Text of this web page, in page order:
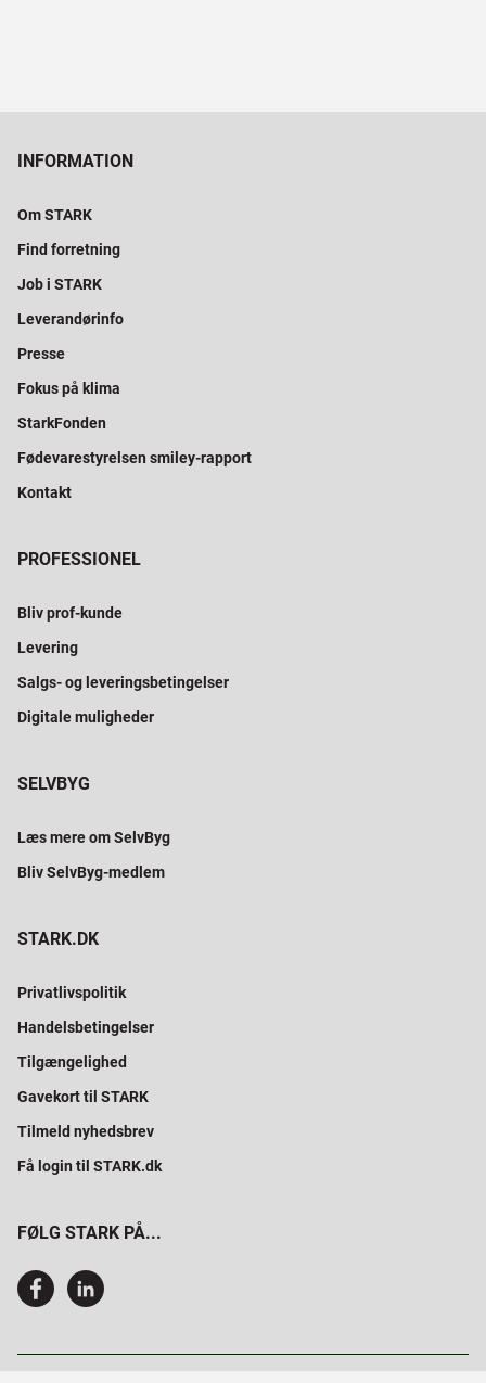
INFORMATION
Om STARK
Find forretning
Job i STARK
Leverandørinfo
Presse
Fokus på klima
StarkFonden
Fødevarestyrelsen smiley-rapport
Kontakt
PROFESSIONEL
Bliv prof-kunde
Levering
Salgs- og leveringsbetingelser
Digitale muligheder
SELVBYG
Læs mere om SelvByg
Bliv SelvByg-medlem
STARK.DK
Privatlivspolitik
Handelsbetingelser
Tilgængelighed
Gavekort til STARK
Tilmeld nyhedsbrev
Få login til STARK.dk
FØLG STARK PÅ...